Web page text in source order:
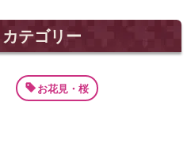
カテゴリー
お花見・桜